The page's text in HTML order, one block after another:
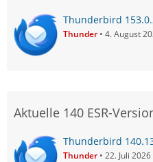
Thunderbird
Thunder 4. August
Aktuelle 140 ESR-
Thunderbird
Thunder 22. Juli